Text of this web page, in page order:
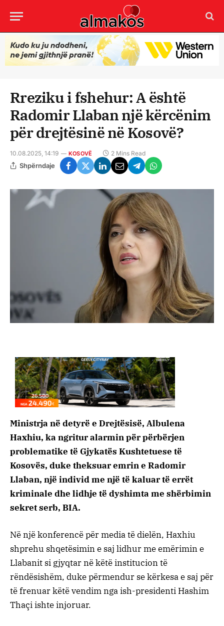
Rreziku i fshehur: A është
Radomir Llaban një kërcënim
për drejtësinë në Kosovë?
10.08.2025, 14:19 KOSOVË 2 Mins Read
Shpërndaje
Ministrja në detyrë e Drejtësisë, Albulena
Haxhiu, ka ngritur alarmin për përbërjen
problematike të Gjykatës Kushtetuese të
Kosovës, duke theksuar emrin e Radomir
Llaban, një individ me një të kaluar të errët
kriminale dhe lidhje të dyshimta me shërbimin
sekret serb, BIA.
Në një konferencë për media të dielën, Haxhiu
shprehu shqetësimin e saj lidhur me emërimin e
Llabanit si gjyqtar në këtë institucion të
rëndësishëm, duke përmendur se kërkesa e saj për
të frenuar këtë vendim nga ish-presidenti Hashim
Thaçi ishte injoruar.